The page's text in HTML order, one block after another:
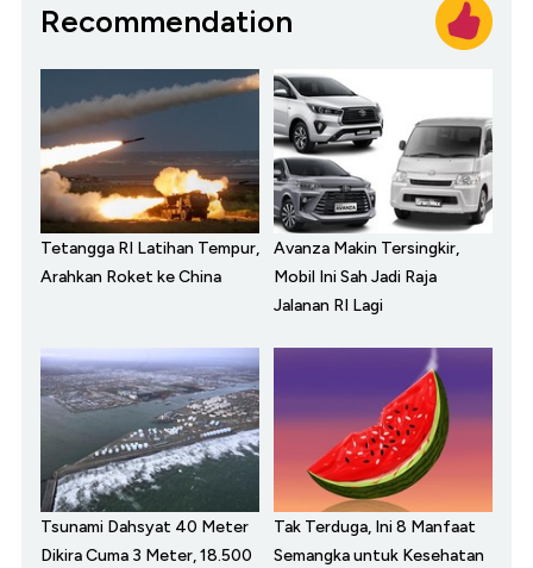
Recommendation
Tetangga RI Latihan Tempur,
Arahkan Roket ke China
Avanza Makin Tersingkir,
Mobil Ini Sah Jadi Raja
Jalanan RI Lagi
Tsunami Dahsyat 40 Meter
Dikira Cuma 3 Meter, 18.500
Tak Terduga, Ini 8 Manfaat
Semangka untuk Kesehatan